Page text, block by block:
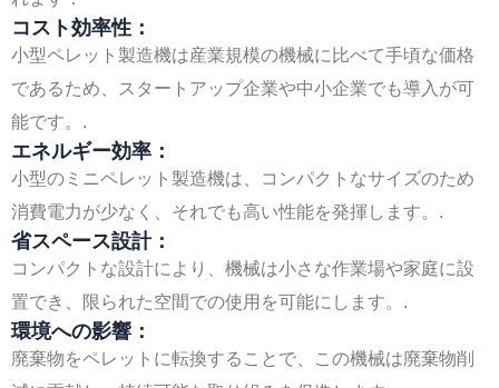
コスト効率性：
小型ペレット製造機は産業規模の機械に比べて手頃な価格
であるため、スタートアップ企業や中小企業でも導入が可
能です。.
エネルギー効率：
小型のミニペレット製造機は、コンパクトなサイズのため
消費電力が少なく、それでも高い性能を発揮します。.
省スペース設計：
コンパクトな設計により、機械は小さな作業場や家庭に設
置でき、限られた空間での使用を可能にします。.
環境への影響：
廃棄物をペレットに転換することで、この機械は廃棄物削